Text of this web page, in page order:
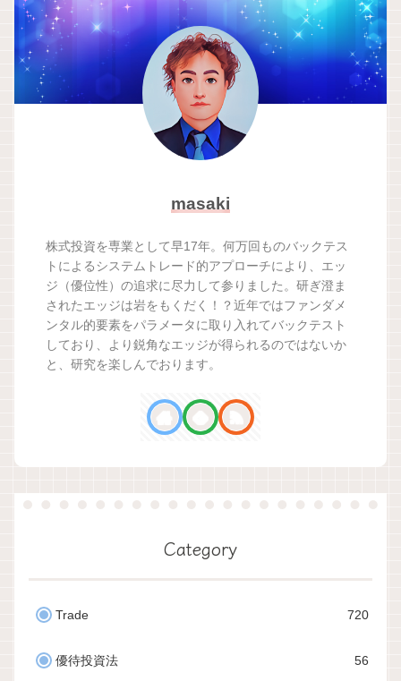
masaki
株式投資を専業として早17年。何万回ものバックテス
トによるシステムトレード的アプローチにより、エッ
ジ（優位性）の追求に尽力して参りました。研ぎ澄ま
されたエッジは岩をもくだく！？近年ではファンダメ
ンタル的要素をパラメータに取り入れてバックテスト
しており、より鋭角なエッジが得られるのではないか
と、研究を楽しんでおります。
Category
Trade 720
優待投資法 56